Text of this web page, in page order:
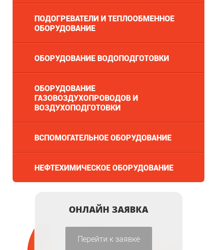
ПОДОГРЕВАТЕЛИ И ТЕПЛООБМЕННОЕ
ОБОРУДОВАНИЕ
ОБОРУДОВАНИЕ ВОДОПОДГОТОВКИ
ОБОРУДОВАНИЕ
ГАЗОВОЗДУХОПРОВОДОВ И
ВОЗДУХОПОДГОТОВКИ
ВСПОМОГАТЕЛЬНОЕ ОБОРУДОВАНИЕ
НЕФТЕХИМИЧЕСКОЕ ОБОРУДОВАНИЕ
ОНЛАЙН ЗАЯВКА
Перейти к заявке